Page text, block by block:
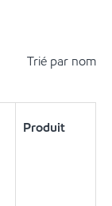
Trié par nom
Produit